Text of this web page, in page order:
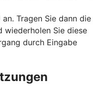
Tragen Sie dann die
wiederholen Sie diese
durch Eingabe